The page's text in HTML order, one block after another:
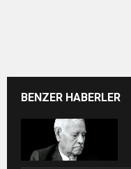
BENZER HABERLER